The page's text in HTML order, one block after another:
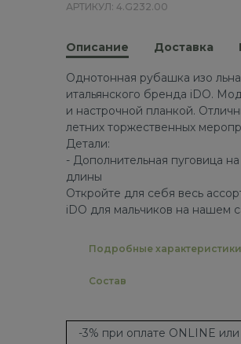
АРТИКУЛ: 4.G232.00
Описание Доставка
Однотонная рубашка изо
итальянского бренда iDO.
и настрочной планкой.
летних торжественных
Детали:
- Дополнительная пуговица
длины
Откройте для себя весь
iDO для мальчиков на нашем
Подробные характеристики
Состав
-3% при оплате ONLINE